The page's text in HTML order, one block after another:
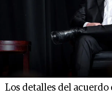
Los detalles del